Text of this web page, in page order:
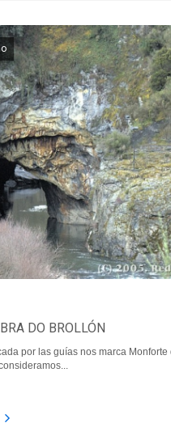
DO BROLLÓN
por las guías nos marca Monforte